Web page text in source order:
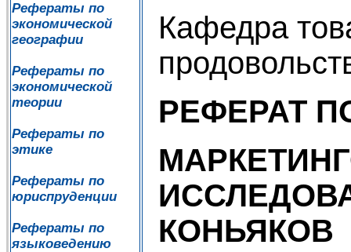
Рефераты по
экономической
географии
Рефераты по
экономической
теории
Рефераты по
этике
Рефераты по
юриспруденции
Рефераты по
языковедению
Кафедра
РЕФЕРАТ
КОНЬЯКОВ